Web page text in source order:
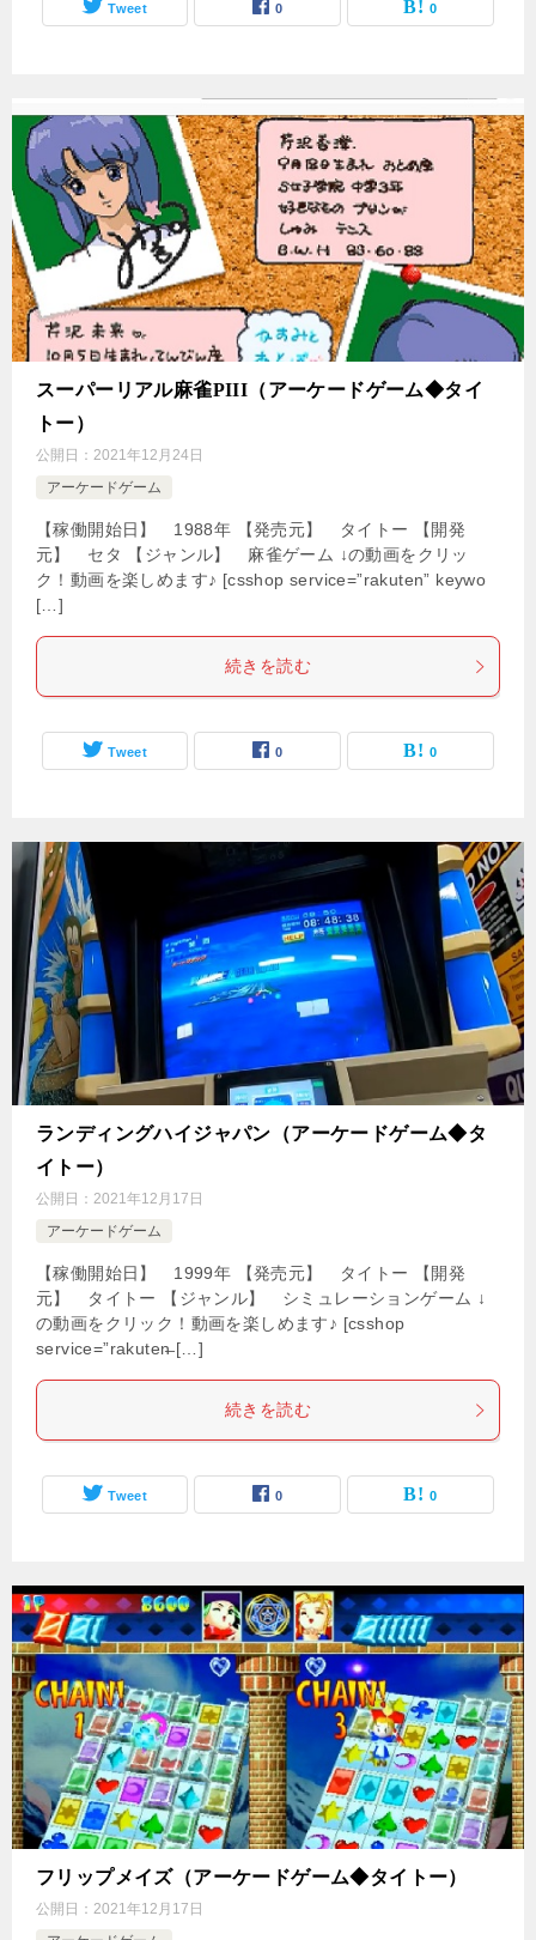
Tweet 0 0
スーパーリアル麻雀PIII（アーケードゲーム◆タイ
トー）
公開日： 2021年12月24日
アーケードゲーム
【稼働開始日】 1988年 【発売元】 タイトー 【開発
元】 セタ 【ジャンル】 麻雀ゲーム ↓の動画をクリッ
ク！動画を楽しめます♪ [csshop service=”rakuten” keywo
[…]
続きを読む
Tweet 0 0
ランディングハイジャパン（アーケードゲーム◆タ
イトー）
公開日： 2021年12月17日
アーケードゲーム
【稼働開始日】 1999年 【発売元】 タイトー 【開発
元】 タイトー 【ジャンル】 シミュレーションゲーム ↓
の動画をクリック！動画を楽しめます♪ [csshop
service=”rakuten̶ […]
続きを読む
Tweet 0 0
フリップメイズ（アーケードゲーム◆タイトー）
公開日： 2021年12月17日